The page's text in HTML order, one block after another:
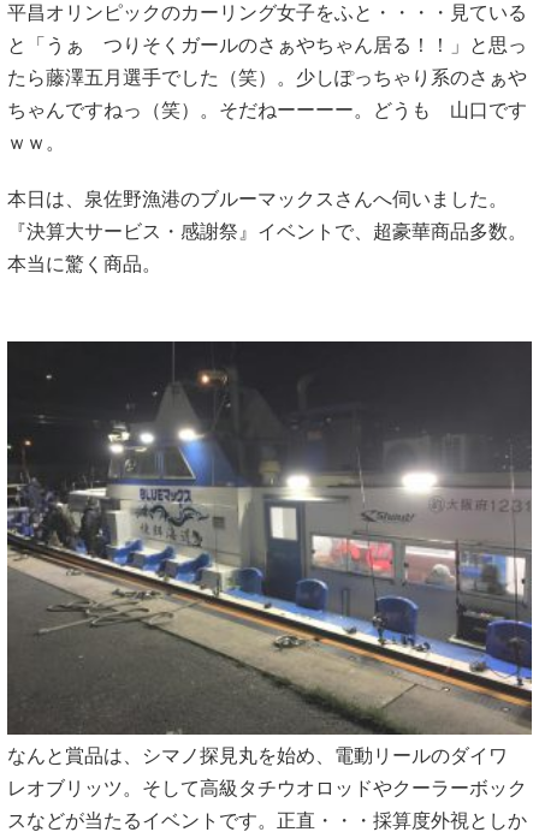
平昌オリンピックのカーリング女子をふと・・・・見ている
と「うぁ つりそくガールのさぁやちゃん居る！！」と思っ
たら藤澤五月選手でした（笑）。少しぽっちゃり系のさぁや
ちゃんですねっ（笑）。そだねーーーー。どうも 山口です
ｗｗ。
本日は、泉佐野漁港のブルーマックスさんへ伺いました。
『決算大サービス・感謝祭』イベントで、超豪華商品多数。
本当に驚く商品。
なんと賞品は、シマノ探見丸を始め、電動リールのダイワ
レオブリッツ。そして高級タチウオロッドやクーラーボック
スなどが当たるイベントです。正直・・・採算度外視としか